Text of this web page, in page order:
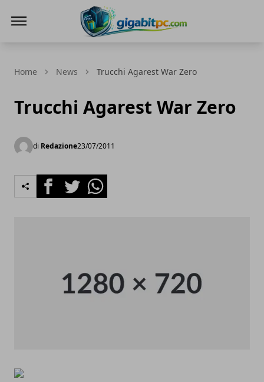
Home News Trucchi Agarest War Zero
Trucchi Agarest War Zero
di Redazione23/07/2011
FacebookTwitterWhatsapp